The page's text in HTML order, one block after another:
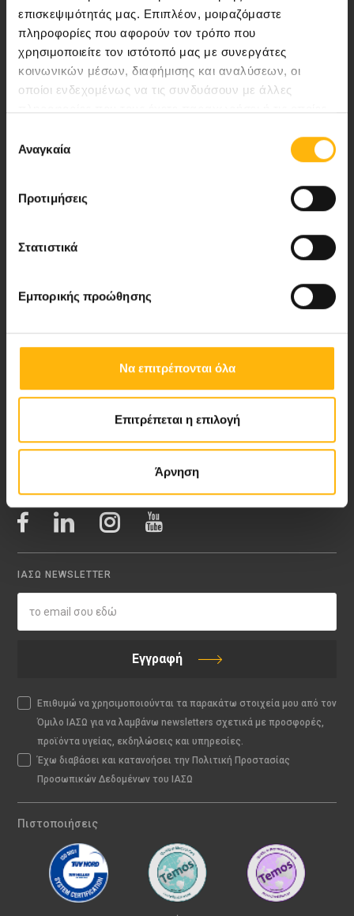
επισκεψιμότητάς μας. Επιπλέον, μοιραζόμαστε
πληροφορίες που αφορούν τον τρόπο που
χρησιμοποιείτε τον ιστότοπό μας με συνεργάτες
κοινωνικών μέσων, διαφήμισης και αναλύσεων, οι
οποίοι ενδεχομένως να τις συνδυάσουν με άλλες
των υπηρεσιών τους.
συγκατάθεσης
Αναγκαία
Προτιμήσεις
Στατιστικά
Εμπορικής προώθησης
Να επιτρέπονται όλα
Επιτρέπεται η επιλογή
Άρνηση
Περιοχή Ιατρών
Εκδηλώσεις
Επικοινωνία
My Life Magazine
Medical Directory
ΙΑΣΩ NEWSLETTER
Εγγραφή
Επιθυμώ να χρησιμοποιούνται τα παρακάτω στοιχεία μου από τον
Όμιλο ΙΑΣΩ για να λαμβάνω newsletters σχετικά με προσφορές,
προϊόντα υγείας, εκδηλώσεις και υπηρεσίες.
Έχω διαβάσει και κατανοήσει την Πολιτική Προστασίας
Προσωπικών Δεδομένων του ΙΑΣΩ
Πιστοποιήσεις